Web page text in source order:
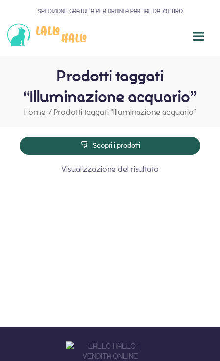
SPEDIZIONE GRATUITA PER ORDINI A PARTIRE DA 79 EURO
Prodotti taggati
“Illuminazione acquario”
Home / Prodotti taggati “Illuminazione acquario”
Scopri i prodotti
Visualizzazione del risultato